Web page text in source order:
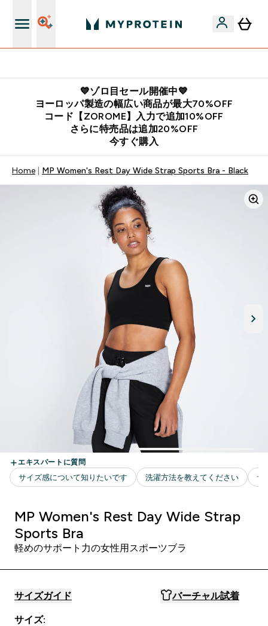
💙ゾロ目セール開催中💙
ヨーロッパ製造の幅広い商品が最大70%OFF
コード【ZOROME】入力で追加10%OFF
さらに特売品は追加20%OFF
今すぐ購入
Home MP Women's Rest Day Wide Strap Sports Bra - Black
MP Women's Rest Day Wide Strap
Sports Bra
軽めのサポート力の女性用スポーツブラ
サイズガイド バーチャル試着
サイズ: